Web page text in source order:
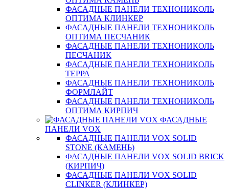
ФАСАДНЫЕ ПАНЕЛИ ТЕХНОНИКОЛЬ
ОПТИМА КЛИНКЕР
ФАСАДНЫЕ ПАНЕЛИ ТЕХНОНИКОЛЬ
ОПТИМА ПЕСЧАНИК
ФАСАДНЫЕ ПАНЕЛИ ТЕХНОНИКОЛЬ
ПЕСЧАНИК
ФАСАДНЫЕ ПАНЕЛИ ТЕХНОНИКОЛЬ
ТЕРРА
ФАСАДНЫЕ ПАНЕЛИ ТЕХНОНИКОЛЬ
ФОРМЛАЙТ
ФАСАДНЫЕ ПАНЕЛИ ТЕХНОНИКОЛЬ
ОПТИМА КИРПИЧ
ФАСАДНЫЕ
ПАНЕЛИ VOX
ФАСАДНЫЕ ПАНЕЛИ VOX SOLID
STONE (КАМЕНЬ)
ФАСАДНЫЕ ПАНЕЛИ VOX SOLID BRICK
(КИРПИЧ)
ФАСАДНЫЕ ПАНЕЛИ VOX SOLID
CLINКER (КЛИНКЕР)